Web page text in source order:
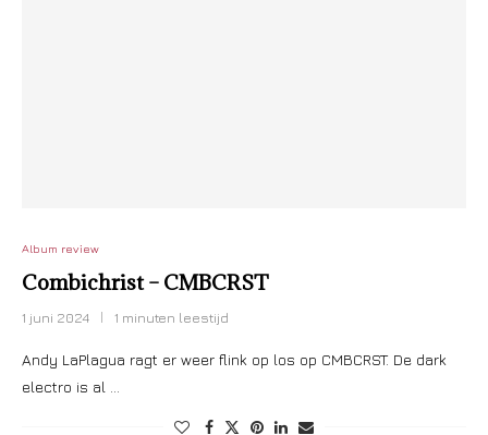
Album review
Combichrist – CMBCRST
1 juni 2024 1 minuten leestijd
Andy LaPlagua ragt er weer flink op los op CMBCRST. De dark
electro is al …